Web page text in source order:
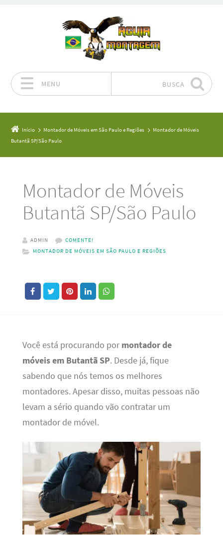
MENU BUSCA
Início Montador de Móveis em São Paulo e Regiões
Montador de Móveis
Butantã SP/São Paulo
Montador de Móveis
Butantã SP/São Paulo
ADMIN
COMENTE!
MONTADOR DE MÓVEIS EM SÃO PAULO E REGIÕES
Você está procurando por montador de
móveis em Butantã SP. Desde já, fique
sabendo que nós temos os melhores
montadores. Apesar disso, muitas pessoas não
levam a sério quando vão contratar um
montador de móvel.